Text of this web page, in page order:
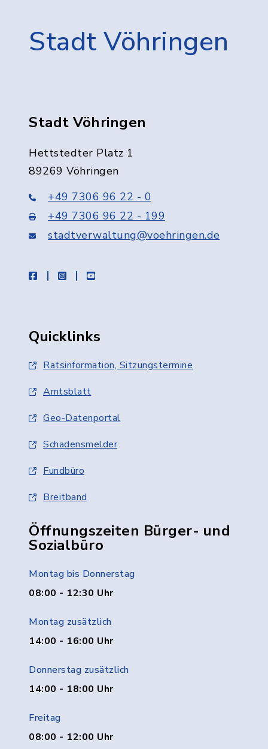
Stadt Vöhringen
Stadt Vöhringen
Hettstedter Platz 1
89269 Vöhringen
+49 7306 96 22 - 0
+49 7306 96 22 - 199
stadtverwaltung@voehringen.de
facebookinstagramyoutube
Quicklinks
Ratsinformation, Sitzungstermine
Amtsblatt
Geo-Datenportal
Schadensmelder
Fundbüro
Breitband
Öffnungszeiten Bürger- und
Sozialbüro
Montag bis Donnerstag
08:00 - 12:30 Uhr
Montag zusätzlich
14:00 - 16:00 Uhr
Donnerstag zusätzlich
14:00 - 18:00 Uhr
Freitag
08:00 - 12:00 Uhr